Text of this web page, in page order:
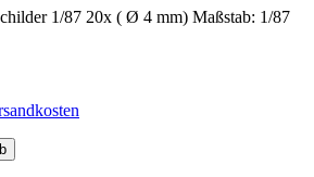
1/87 20x ( Ø 4 mm) Maßstab: 1/87